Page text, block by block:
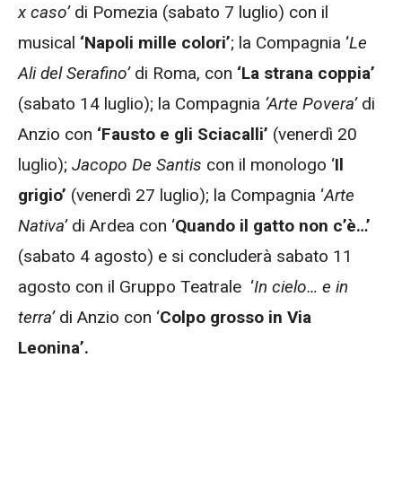
x caso’ di Pomezia (sabato 7 luglio) con il
musical ‘Napoli mille colori’; la Compagnia ‘Le
Ali del Serafino’ di Roma, con ‘La strana coppia’
(sabato 14 luglio); la Compagnia ‘Arte Povera’ di
Anzio con ‘Fausto e gli Sciacalli’ (venerdì 20
luglio); Jacopo De Santis con il monologo ‘Il
grigio’ (venerdì 27 luglio); la Compagnia ‘Arte
Nativa’ di Ardea con ‘Quando il gatto non c’è…’
(sabato 4 agosto) e si concluderà sabato 11
agosto con il Gruppo Teatrale ‘In cielo… e in
terra’ di Anzio con ‘Colpo grosso in Via
Leonina’.